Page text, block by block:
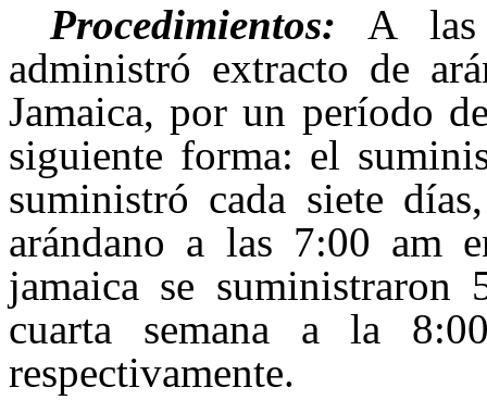
Procedimientos: A las
administró extracto de
Jamaica, por un período
siguiente forma: el
suministró cada siete
arándano a las 7:00 am
jamaica se
cuarta semana a la
respectivamente.